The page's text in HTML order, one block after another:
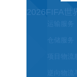
2026FIFA世
运输服务
仓储服务
项目物流
逆向物